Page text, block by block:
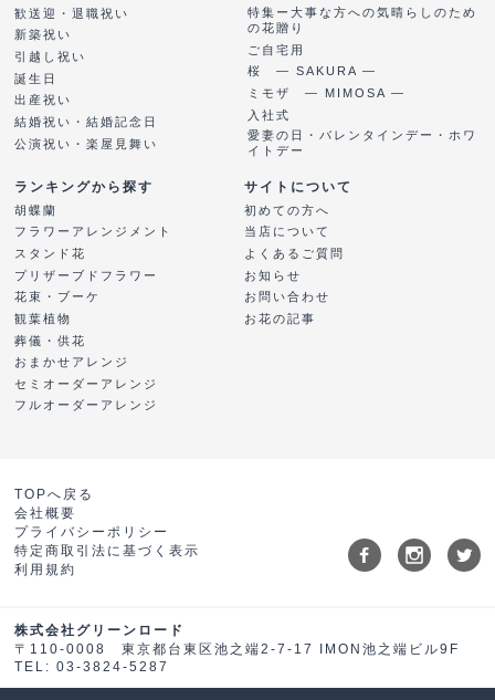
歓送迎・退職祝い
新築祝い
引越し祝い
誕生日
出産祝い
結婚祝い・結婚記念日
公演祝い・楽屋見舞い
特集ー大事な方への気晴らしのため
の花贈り
ご自宅用
桜 ― SAKURA ―
ミモザ ― MIMOSA ―
入社式
愛妻の日・バレンタインデー・ホワ
イトデー
ランキングから探す
胡蝶蘭
フラワーアレンジメント
スタンド花
プリザーブドフラワー
花束・ブーケ
観葉植物
葬儀・供花
おまかせアレンジ
セミオーダーアレンジ
フルオーダーアレンジ
サイトについて
初めての方へ
当店について
よくあるご質問
お知らせ
お問い合わせ
お花の記事
TOPへ戻る
会社概要
プライバシーポリシー
特定商取引法に基づく表示
利用規約
株式会社グリーンロード
〒110-0008 東京都台東区池之端2-7-17 IMON池之端ビル9F
TEL: 03-3824-5287